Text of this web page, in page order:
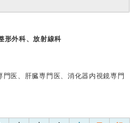
形外科、放射線科
医、肝臓専門医、消化器内視鏡専門